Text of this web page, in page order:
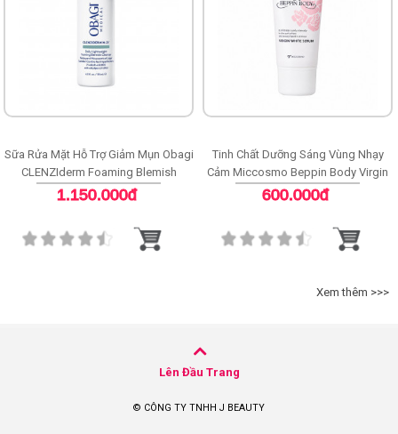
Sữa Rửa Mặt Hỗ Trợ Giảm Mụn Obagi
CLENZIderm Foaming Blemish
Cleanser
1.150.000đ
Tinh Chất Dưỡng Sáng Vùng Nhạy
Cảm Miccosmo Beppin Body Virgin
White Serum
600.000đ
Xem thêm >>>
Lên Đầu Trang
© CÔNG TY TNHH J BEAUTY